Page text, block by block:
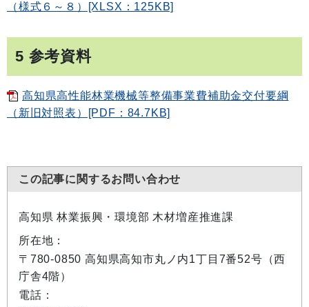
（様式６～８）[XLSX：125KB]
5 参考資料
高知県高性能林業機械等整備事業費補助金交付要綱
（新旧対照表）[PDF：84.7KB]
この記事に関するお問い合わせ
高知県 林業振興・環境部 木材増産推進課
所在地：
〒780-0850 高知県高知市丸ノ内1丁目7番52号（西
庁舎4階）
電話：